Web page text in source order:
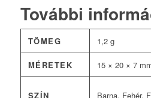
További
TÖMEG 1,2 g
MÉRETEK 15 × 20 × 7
SZÍN Barna, Fehér,